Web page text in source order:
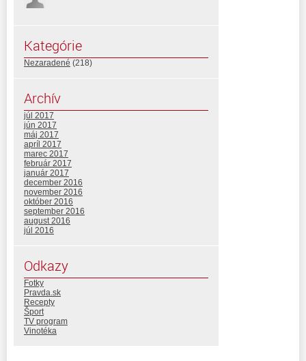
Kategórie
Nezaradené (218)
Archív
júl 2017
jún 2017
máj 2017
apríl 2017
marec 2017
február 2017
január 2017
december 2016
november 2016
október 2016
september 2016
august 2016
júl 2016
Odkazy
Fotky
Pravda.sk
Recepty
Šport
TV program
Vinotéka